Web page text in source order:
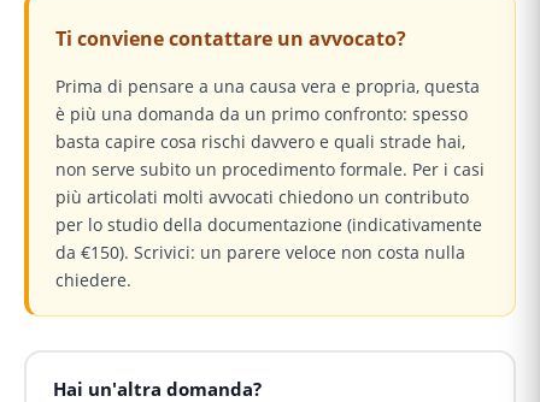
Ti conviene contattare un avvocato?
Prima di pensare a una causa vera e propria, questa
è più una domanda da un primo confronto: spesso
basta capire cosa rischi davvero e quali strade hai,
non serve subito un procedimento formale. Per i casi
più articolati molti avvocati chiedono un contributo
per lo studio della documentazione (indicativamente
da €150). Scrivici: un parere veloce non costa nulla
chiedere.
Hai un'altra domanda?